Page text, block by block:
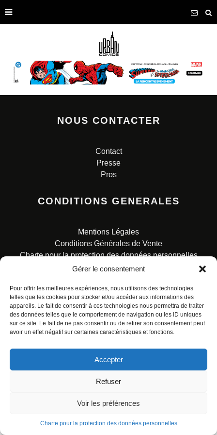
Gérer le consentement
Pour offrir les meilleures expériences, nous utilisons des technologies
telles que les cookies pour stocker et/ou accéder aux informations des
appareils. Le fait de consentir à ces technologies nous permettra de traiter
des données telles que le comportement de navigation ou les ID uniques
sur ce site. Le fait de ne pas consentir ou de retirer son consentement peut
avoir un effet négatif sur certaines caractéristiques et fonctions.
Accepter
Refuser
Voir les préférences
Charte pour la protection des données personnelles
NOUS CONTACTER
Contact
Presse
Pros
CONDITIONS GENERALES
Mentions Légales
Conditions Générales de Vente
Charte pour la protection des données personnelles
© ALL RIGHTS RESERVED. URBAN COMICS POUR LES
ÉDITIONS FRANÇAISES.